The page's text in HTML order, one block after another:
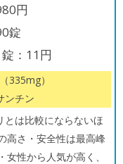
円
錠
：11円
335mg）
ンチン
は比較にならないほ
高さ・安全性は最高峰
性から人気が高く、